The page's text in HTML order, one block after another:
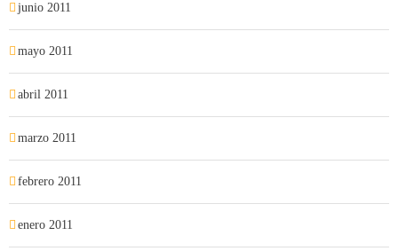
junio 2011
mayo 2011
abril 2011
marzo 2011
febrero 2011
enero 2011